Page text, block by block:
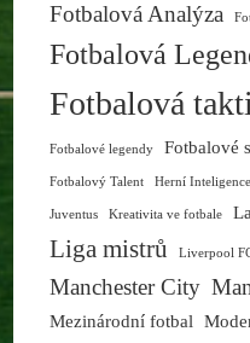
Fotbalová Analýza
Fotbalová
Fotbalová
Fotbalové legendy Fotbalové
Fotbalový Talent Herní Inteligence
Juventus Kreativita ve fotbale
Liga mistrů Liverpool
Manchester City
Mezinárodní fotbal